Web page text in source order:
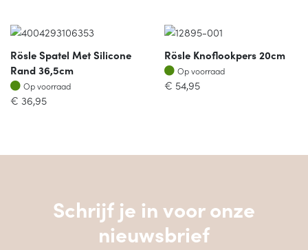
Rösle Spatel Met Silicone
Rand 36,5cm
Op voorraad
Op voorraad
€ 36,95
Rösle Knoflookpers 20cm
Op voorraad
Op voorraad
€ 54,95
Schrijf je in voor onze
nieuwsbrief